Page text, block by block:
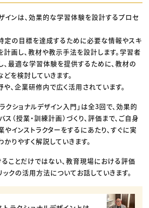
インは、効果的な学習体験を設計するプロセ
定の目標を達成するために必要な情報やスキ
画し、教材や教示手法を設計します。学習者
、最適な学習体験を提供するために、教材の
を検討していきます。
、企業研修内で広く活用されています。
クショナルデザイン入門」は全3回で、効果的
ス（授業・訓練計画）づくり、評価まで、ご自身
インストラクターをするにあたり、すぐに実
りやすく解説していきます。
ことだけではない、教育現場における評価
クの活用方法についてお話していきます。